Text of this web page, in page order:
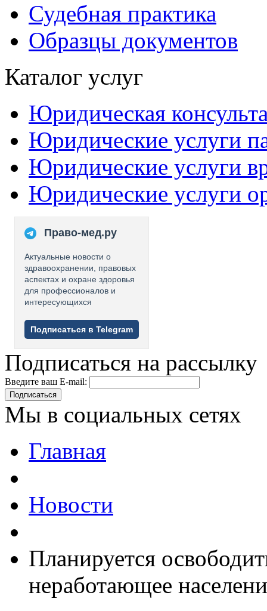
Судебная практика
Образцы документов
Каталог услуг
Юридическая
Юридические услуги
Юридические услуги
Юридические услуги
Право-мед.ру
Актуальные новости о
здравоохранении, правовых
аспектах и охране здоровья
для профессионалов и
интересующихся
Подписаться в Telegram
Подписаться на рассылку
Введите ваш E-mail:
Подписаться
Мы в социальных сетях
Главная
Новости
Планируется
неработающее